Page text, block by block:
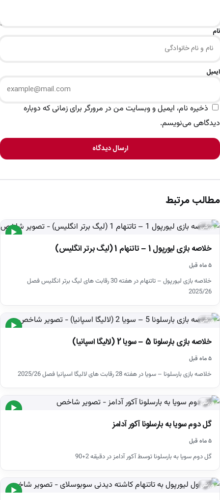
نام
ایمیل
ذخیره نام، ایمیل و وبسایت من در مرورگر برای زمانی که دوباره
دیدگاهی می‌نویسم.
ارسال دیدگاه
مطالب مرتبط
▶
ورزشی
خلاصه بازی لیورپول 1 – تاتنهام 1 (لیگ برتر انگلیس)
۵ ماه قبل
خلاصه بازی لیورپول – تاتنهام در هفته 30 رقابت های لیگ برتر انگلیس فصل
2025/26
▶
ورزشی
خلاصه بازی بارسلونا 5 – سویا 2 (لالیگا اسپانیا)
۵ ماه قبل
خلاصه بازی بارسلونا – سویا در هفته 28 رقابت های لالیگا اسپانیا فصل 2025/26
▶
ورزشی
گل دوم سویا به بارسلونا آکور آدامز
۵ ماه قبل
گل دوم سویا به بارسلونا توسط آکور آدامز در دقیقه 2+90
▶
ورزشی